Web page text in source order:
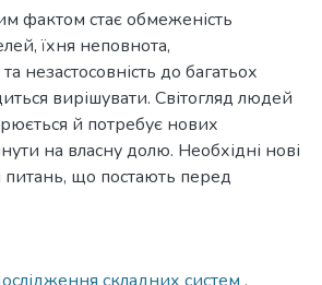
фактом стає обмеженість
їхня неповнота,
незастосовність до багатьох
вирішувати. Світогляд людей
й потребує нових
на власну долю. Необхідні нові
що постають перед